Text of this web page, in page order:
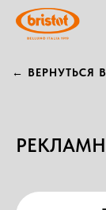
← ВЕРНУТЬСЯ